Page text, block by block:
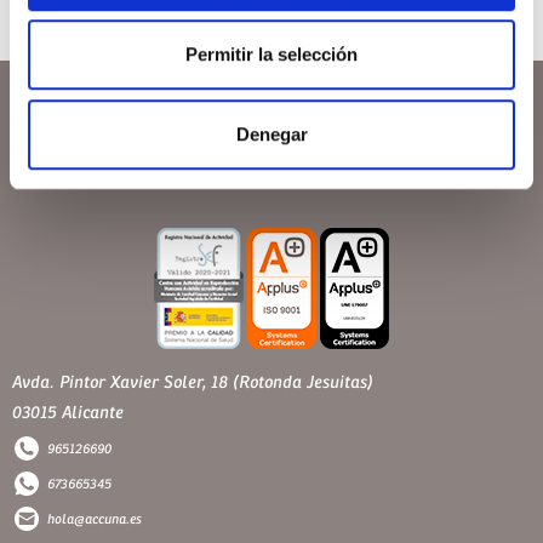
Permitir la selección
Denegar
Avda. Pintor Xavier Soler, 18 (Rotonda Jesuitas)
03015 Alicante
965126690
673665345
hola@accuna.es